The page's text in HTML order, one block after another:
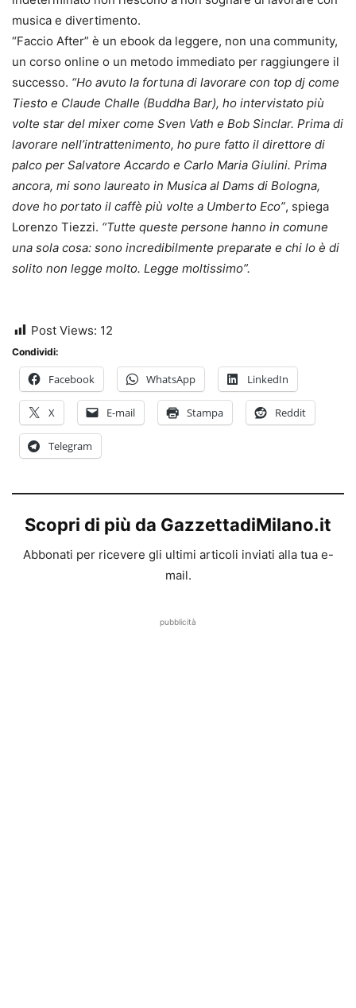
musica e divertimento.
“Faccio After” è un ebook da leggere, non una community,
un corso online o un metodo immediato per raggiungere il
successo. “Ho avuto la fortuna di lavorare con top dj come
Tiesto e Claude Challe (Buddha Bar), ho intervistato più
volte star del mixer come Sven Vath e Bob Sinclar. Prima di
lavorare nell’intrattenimento, ho pure fatto il direttore di
palco per Salvatore Accardo e Carlo Maria Giulini. Prima
ancora, mi sono laureato in Musica al Dams di Bologna,
dove ho portato il caffè più volte a Umberto Eco”, spiega
Lorenzo Tiezzi. “Tutte queste persone hanno in comune
una sola cosa: sono incredibilmente preparate e chi lo è di
solito non legge molto. Legge moltissimo”.
Post Views: 12
Condividi:
Facebook WhatsApp LinkedIn
X E-mail Stampa Reddit
Telegram
Scopri di più da GazzettadiMilano.it
Abbonati per ricevere gli ultimi articoli inviati alla tua e-
mail.
pubblicità